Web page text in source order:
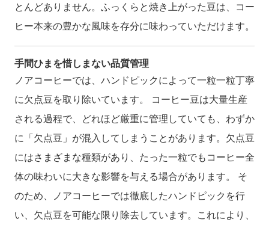
とんどありません。ふっくらと焼き上がった豆は、コー
ヒー本来の豊かな風味を存分に味わっていただけます。
手間ひまを惜しまない品質管理
ノアコーヒーでは、ハンドピックによって一粒一粒丁寧
に欠点豆を取り除いています。 コーヒー豆は大量生産
される過程で、どれほど厳重に管理していても、わずか
に「欠点豆」が混入してしまうことがあります。欠点豆
にはさまざまな種類があり、たった一粒でもコーヒー全
体の味わいに大きな影響を与える場合があります。 そ
のため、ノアコーヒーでは徹底したハンドピックを行
い、欠点豆を可能な限り除去しています。これにより、